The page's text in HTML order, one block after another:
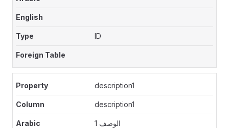
ID
description1
description1
الوصف 1